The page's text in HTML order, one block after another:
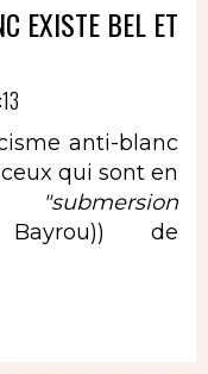
EXISTE BEL ET
anti-blanc
qui sont en
"submersion
de